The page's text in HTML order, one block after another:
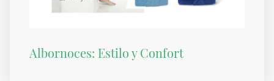
Albornoces: Estilo y Confort